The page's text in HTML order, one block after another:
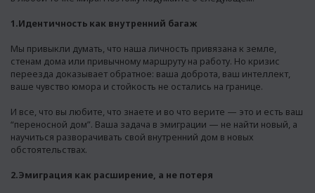
1.Идентичность как внутренний багаж
Мы привыкли думать, что наша личность привязана к земле,
стенам дома или привычному маршруту на работу. Но кризис
переезда доказывает обратное: ваша доброта, ваш интеллект,
ваше чувство юмора и стойкость не остались на границе.
И все, что вы любите, что знаете и во что верите — это и есть ваш
“переносной дом”. Ваша задача в эмиграции — не найти новый, а
научиться разворачивать свой внутренний дом в новых
обстоятельствах.
2.Эмиграция как расширение, а не потеря